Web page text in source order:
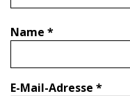
Name *
E-Mail-Adresse *